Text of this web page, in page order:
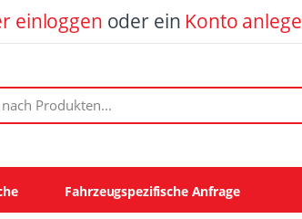
einloggen oder ein Konto
Fahrzeugspezifische Anfrage